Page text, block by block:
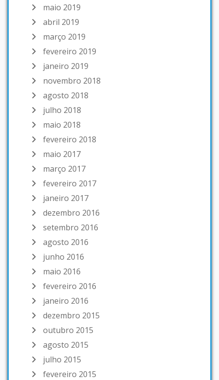
maio 2019
abril 2019
março 2019
fevereiro 2019
janeiro 2019
novembro 2018
agosto 2018
julho 2018
maio 2018
fevereiro 2018
maio 2017
março 2017
fevereiro 2017
janeiro 2017
dezembro 2016
setembro 2016
agosto 2016
junho 2016
maio 2016
fevereiro 2016
janeiro 2016
dezembro 2015
outubro 2015
agosto 2015
julho 2015
fevereiro 2015